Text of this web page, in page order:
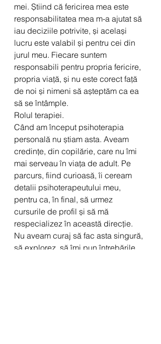
mei. Știind că fericirea mea este
responsabilitatea mea m-a ajutat să
iau deciziile potrivite, și același
lucru este valabil și pentru cei din
jurul meu. Fiecare suntem
responsabili pentru propria fericire,
propria viață, și nu este corect față
de noi și nimeni să așteptăm ca ea
să se întâmple.
Rolul terapiei.
Când am început psihoterapia
personală nu știam asta. Aveam
credințe, din copilărie, care nu îmi
mai serveau în viața de adult. Pe
parcurs, fiind curioasă, îi ceream
detalii psihoterapeutului meu,
pentru ca, în final, să urmez
cursurile de profil și să mă
respecializez în această direcție.
Nu aveam curaj să fac asta singură,
să explorez, să îmi pun întrebările